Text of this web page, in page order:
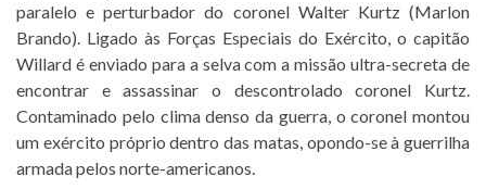
paralelo e perturbador do coronel Walter Kurtz (Marlon
Brando). Ligado às Forças Especiais do Exército, o capitão
Willard é enviado para a selva com a missão ultra-secreta de
encontrar e assassinar o descontrolado coronel Kurtz.
Contaminado pelo clima denso da guerra, o coronel montou
um exército próprio dentro das matas, opondo-se à guerrilha
armada pelos norte-americanos.